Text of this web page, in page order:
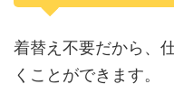
着替え不要だから、
くことができます。